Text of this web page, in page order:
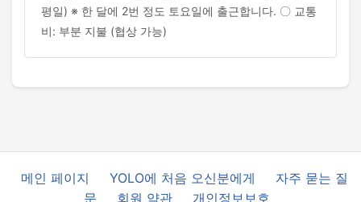
평일) ※ 한 달에 2번 정도 토요일에 출근합니다. 〇 교통
비: 부분 지불 (협상 가능)
메인 페이지 YOLO에 처음 오신분에게
자주 묻는 질
문
회원 약관 개인정보보호